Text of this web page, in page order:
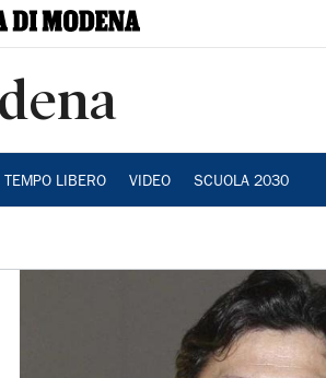
TEMPO LIBERO VIDEO SCUOLA 2030